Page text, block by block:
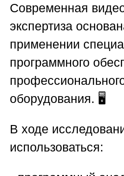
Современная
экспертиза
применении
программного
оборудования. 🖥️
В ходе
использоваться: